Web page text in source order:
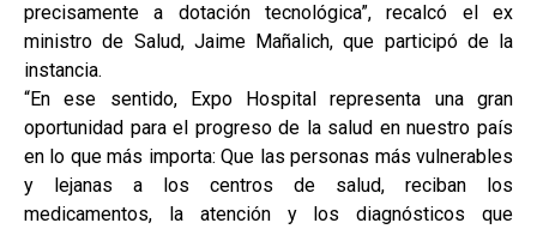
precisamente a dotación tecnológica”, recalcó el ex
ministro de Salud, Jaime Mañalich, que participó de la
instancia.
“En ese sentido, Expo Hospital representa una gran
oportunidad para el progreso de la salud en nuestro país
en lo que más importa: Que las personas más vulnerables
y lejanas a los centros de salud, reciban los
medicamentos, la atención y los diagnósticos que